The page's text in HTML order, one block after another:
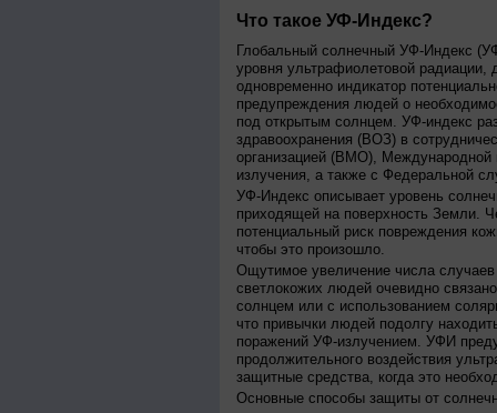
Что такое УФ-Индекс?
Глобальный солнечный УФ-Индекс
уровня ультрафиолетовой
одновременно индикатор
предупреждения людей о
под открытым солнцем. УФ-индекс
здравоохранения (ВОЗ) в
организацией (ВМО), Международной
излучения, а также с Федеральной
УФ-Индекс описывает уровень
приходящей на поверхность Земли.
потенциальный риск повреждения
чтобы это произошло.
Ощутимое увеличение числа
светлокожих людей очевидно
солнцем или с использованием
что привычки людей подолгу
поражений УФ-излучением. УФИ
продолжительного воздействия
защитные средства, когда это
Основные способы защиты от